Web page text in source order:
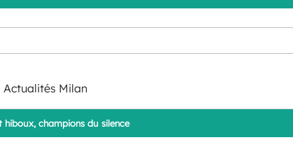
Actualités Milan
hiboux, champions du silence